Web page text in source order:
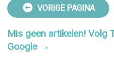
VORIGE PAGINA
Mis geen artikelen! Volg
Google →